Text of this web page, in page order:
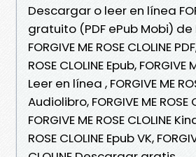
Descargar o leer en línea
gratuito (PDF ePub Mobi) de
FORGIVE ME ROSE CLOLINE
ROSE CLOLINE Epub, FORGIVE
Leer en línea , FORGIVE ME
Audiolibro, FORGIVE ME ROSE
FORGIVE ME ROSE CLOLINE
ROSE CLOLINE Epub VK,